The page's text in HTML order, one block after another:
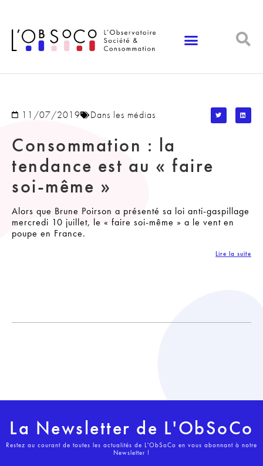
11/07/2019 Dans les médias
Consommation : la
tendance est au « faire
soi-même »
Alors que Brune Poirson a présenté sa loi anti-gaspillage
mercredi 10 juillet, le « faire soi-même » a le vent en
poupe en France.
Lire la suite
La Newsletter de L'ObSoCo
Restez au courant de toutes les actualités de L'ObSoCo en vous abonnant à notre
Newsletter !